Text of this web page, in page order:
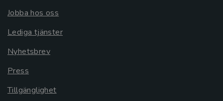
Jobba hos oss
Lediga tjänster
Nyhetsbrev
Press
Tillgänglighet